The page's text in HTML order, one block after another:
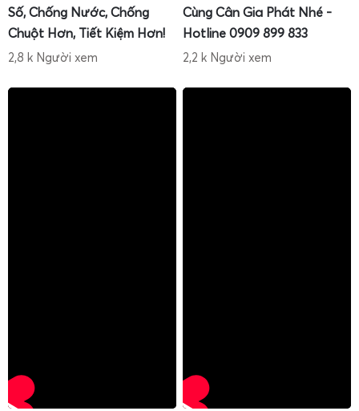
Số, Chống Nước, Chống
Chuột Hơn, Tiết Kiệm Hơn!
2,8 k Người xem
Cùng Cân Gia Phát Nhé -
Hotline 0909 899 833
2,2 k Người xem